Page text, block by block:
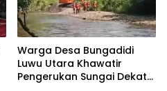
Warga Desa Bungadidi
Luwu Utara Khawatir
Pengerukan Sungai Dekat